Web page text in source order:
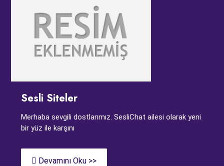
Sesli Siteler
Merhaba sevgili dostlarımız. SesliChat ailesi olarak yeni
bir yüz ile karşını
Devamını Oku >>